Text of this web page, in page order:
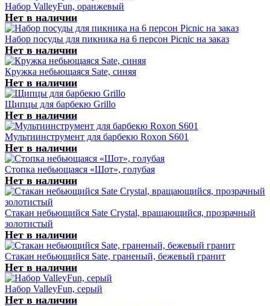
Набор ValleyFun, оранжевый
Нет в наличии
Набор посуды для пикника на 6 персон Picnic на заказ
Нет в наличии
Кружка небьющаяся Sate, синяя
Нет в наличии
Щипцы для барбекю Grillo
Нет в наличии
Мультиинструмент для барбекю Roxon S601
Нет в наличии
Стопка небьющаяся «Шот», голубая
Нет в наличии
Стакан небьющийся Sate Crystal, вращающийся, прозрачный
золотистый
Нет в наличии
Стакан небьющийся Sate, граненый, бежевый гранит
Нет в наличии
Набор ValleyFun, серый
Нет в наличии